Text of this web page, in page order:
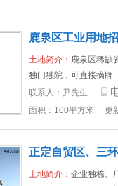
鹿泉区工业用地
土地简介： 鹿泉区稀缺
独门独院，可直接摘牌
联系人： 尹先生
面积：100平方米 更
正定自贸区、三
土地简介： 企业独栋、